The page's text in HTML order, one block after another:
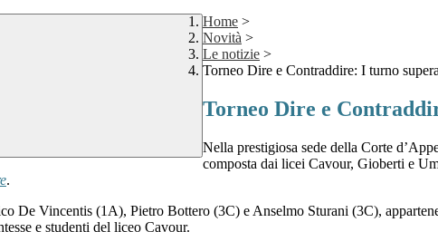
Home >
Novità >
Le notizie >
Torneo Dire e Contraddire: I turno
Torneo Dire e
Nella prestigiosa sede della Corte
composta dai licei Cavour, Gioberti e
.
De Vincentis (1A), Pietro Bottero (3C) e Anselmo Sturani (3C),
e studenti del liceo Cavour.